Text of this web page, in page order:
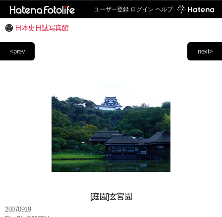
ユーザー登録 ログイン ヘルプ
日本史日誌写真館
next>
<prev
[庭園]玄宮園
20070919